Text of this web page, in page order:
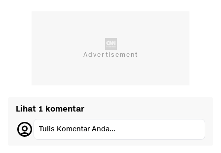
Lihat 1 komentar
Tulis Komentar Anda...